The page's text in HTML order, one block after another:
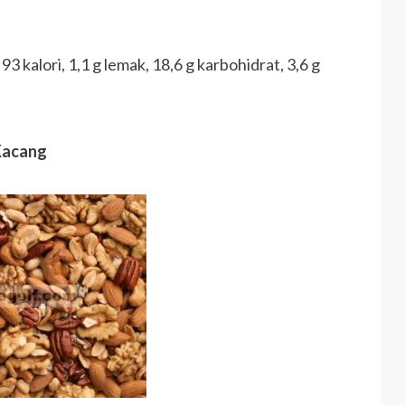
kalori, 1,1 g lemak, 18,6 g karbohidrat, 3,6 g